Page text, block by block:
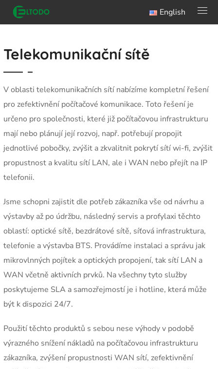
English
Telekomunikační sítě
V oblasti telekomunikačních sítí nabízíme kompletní řešení
pro zefektivnění počítačové komunikace. Toto řešení je
určeno pro společnosti, které již počítačovou infrastrukturu
mají nebo plánují její rozvoj, např. potřebují propojit
jednotlivé pobočky, zvýšit a zkvalitnit pokrytí sítí wi-fi, zvýšit
propustnost a kvalitu sítí LAN, ale i WAN nebo přejít na IP
telefonii.
Jsme schopni zajistit dle potřeb zákazníka vše od návrhu a
výstavby až po údržbu, následný servis a profylaxi těchto
oblastí: optické sítě, bezdrátové sítě, síťová infrastruktura,
telefonie a výstavba BTS. Provádíme instalaci a správu jak
mikrovlnných pojítek a optických propojení, tak sítí LAN a
WAN včetně aktivních prvků. Na všechny tyto služby
poskytujeme SLA a samozřejmostí je i hotline, která může
být k dispozici 24/7.
Použití těchto produktů s sebou nese výhody v podobě
výrazného snížení nákladů na počítačovou infrastrukturu
zákazníka, zvýšení propustnosti WAN sítí, zefektivnění